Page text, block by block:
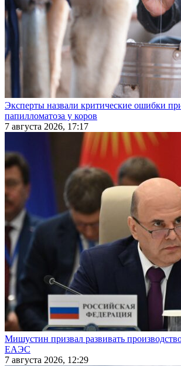
Эксперты назвали критические ошибки
папилломатоза у коров
7 августа 2026, 17:17
Мишустин призвал развивать
ЕАЭС
7 августа 2026, 12:29